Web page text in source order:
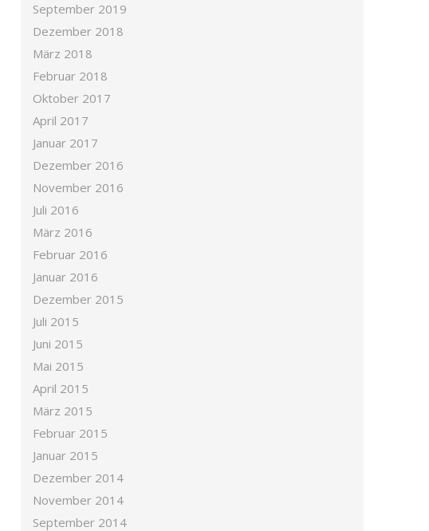
September 2019
Dezember 2018
März 2018
Februar 2018
Oktober 2017
April 2017
Januar 2017
Dezember 2016
November 2016
Juli 2016
März 2016
Februar 2016
Januar 2016
Dezember 2015
Juli 2015
Juni 2015
Mai 2015
April 2015
März 2015
Februar 2015
Januar 2015
Dezember 2014
November 2014
September 2014